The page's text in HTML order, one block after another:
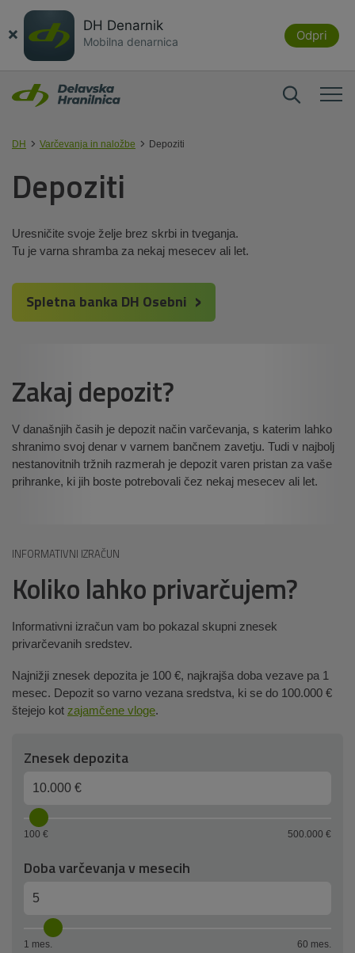
× DH Denarnik
Mobilna denarnica Odpri
DH Varčevanja in naložbe Depoziti
Depoziti
Uresničite svoje želje brez skrbi in tveganja.
Tu je varna shramba za nekaj mesecev ali let.
Spletna banka DH Osebni
Zakaj depozit?
V današnjih časih je depozit način varčevanja, s katerim lahko
shranimo svoj denar v varnem bančnem zavetju. Tudi v najbolj
nestanovitnih tržnih razmerah je depozit varen pristan za vaše
prihranke, ki jih boste potrebovali čez nekaj mesecev ali let.
INFORMATIVNI IZRAČUN
Koliko lahko privarčujem?
Informativni izračun vam bo pokazal skupni znesek
privarčevanih sredstev.
Najnižji znesek depozita je 100 €, najkrajša doba vezave pa 1
mesec. Depozit so varno vezana sredstva, ki se do 100.000 €
štejejo kot zajamčene vloge.
Obrazec
za
informativni
izračun
varčevanja
Znesek depozita
100 € 500.000 €
Doba varčevanja v mesecih
1 mes. 60 mes.